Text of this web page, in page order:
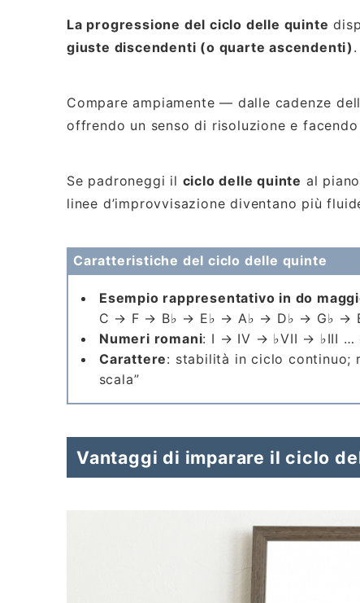
La progressione del ciclo delle quinte
giuste discendenti (o quarte ascendenti) .
Compare ampiamente — dalle cadenze
offrendo un senso di risoluzione e
Se padroneggi il ciclo delle quinte al
linee d’improvvisazione diventano più
Caratteristiche del ciclo delle quinte
Esempio rappresentativo in do
C → F → B♭ → E♭ → A♭ → D♭ → G♭
Numeri romani: I → IV → ♭VII → ♭III …
Carattere: stabilità in ciclo continuo;
scala”
Vantaggi di imparare il ciclo